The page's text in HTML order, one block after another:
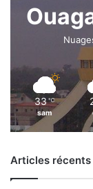
33 ℃
sam
Articles récents